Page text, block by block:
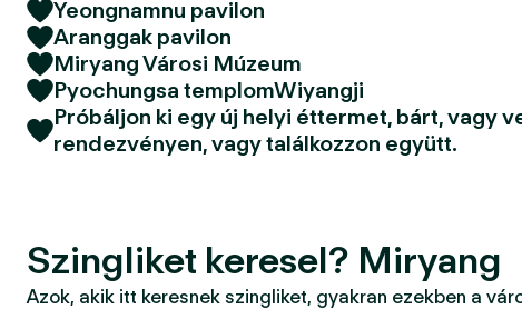
Yeongnamnu pavilon
Aranggak pavilon
Miryang Városi Múzeum
Pyochungsa templomWiyangji
Próbáljon ki egy új helyi éttermet, bárt, vagy
rendezvényen, vagy találkozzon együtt.
Szingliket keresel? Miryang
Azok, akik itt keresnek szingliket, gyakran ezekben a